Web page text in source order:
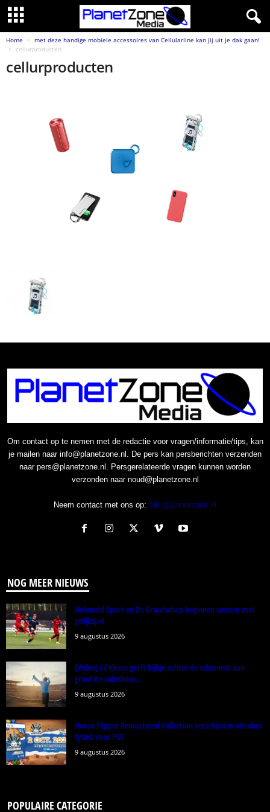
Home
met deze handige mobiele accessoires van Cellularline kan jij uit je dak gaan!
cellurproducten
cellurproducten
Om contact op te nemen met de redactie voor vragen/informatie/tips, kan
je mailen naar info@planetzone.nl. De pers kan persberichten verzenden
naar pers@planetzone.nl. Persgerelateerde vragen kunnen worden
verzonden naar noud@planetzone.nl
Neem contact met ons op: Info@planetzone.nl
NOG MEER NIEUWS
Helmond Sport en De Graafschap beginnen seizoen met
gelijkspel
9 augustus 2026
[Video] Lil Kleine geeft kijkje achter de schermen van
grootste soloshow...
9 augustus 2026
House Flipper Remastered Collection verschijnt in oktober
fysiek voor PS5
9 augustus 2026
POPULAIRE CATEGORIE